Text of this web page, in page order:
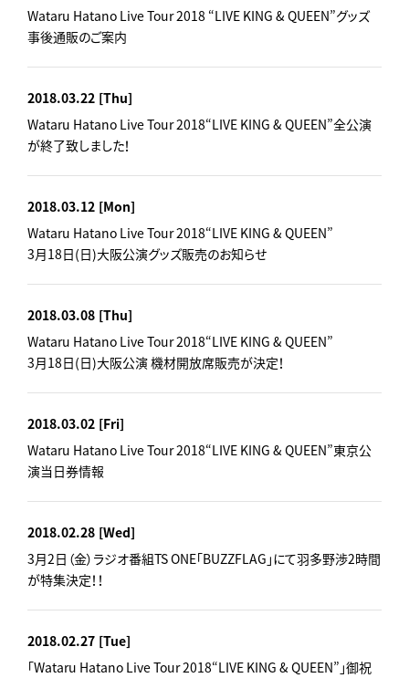
Wataru Hatano Live Tour 2018 “LIVE KING & QUEEN”グッズ
事後通販のご案内
2018.03.22 [Thu]
Wataru Hatano Live Tour 2018“LIVE KING & QUEEN”全公演
が終了致しました！
2018.03.12 [Mon]
Wataru Hatano Live Tour 2018“LIVE KING & QUEEN”
3月18日(日)大阪公演グッズ販売のお知らせ
2018.03.08 [Thu]
Wataru Hatano Live Tour 2018“LIVE KING & QUEEN”
3月18日(日)大阪公演 機材開放席販売が決定！
2018.03.02 [Fri]
Wataru Hatano Live Tour 2018“LIVE KING & QUEEN”東京公
演当日券情報
2018.02.28 [Wed]
3月2日（金）ラジオ番組TS ONE「BUZZFLAG」にて羽多野渉2時間
が特集決定！！
2018.02.27 [Tue]
「Wataru Hatano Live Tour 2018“LIVE KING & QUEEN”」御祝